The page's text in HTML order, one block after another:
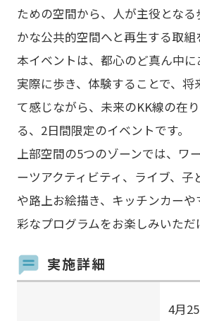
ための空間から、人が主役とな
かな公共的空間へと再生する取組
本イベントは、都心のど真ん中
実際に歩き、体験することで、将
て感じながら、未来のKK線の在
る、2日間限定のイベントです。
上部空間の5つのゾーンでは、ワ
ーツアクティビティ、ライブ、子
や路上お絵描き、キッチンカー
彩なプログラムをお楽しみいただ
実施詳細
4月